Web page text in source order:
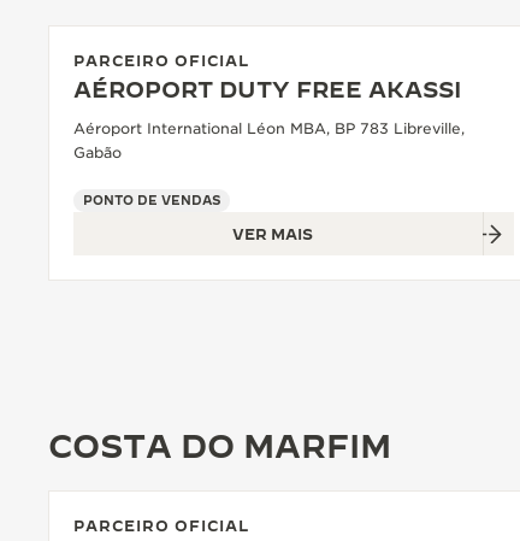
PARCEIRO OFICIAL
AÉROPORT DUTY FREE AKASSI
Aéroport International Léon MBA, BP 783 Libreville,
Gabão
PONTO DE VENDAS
VER MAIS
COSTA DO MARFIM
PARCEIRO OFICIAL